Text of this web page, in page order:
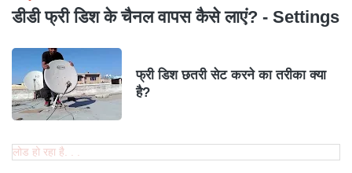
डीडी फ्री डिश के चैनल वापस कैसे लाएं? - Settings
फ्री डिश छतरी सेट करने का तरीका क्या
है?
लोड हो रहा है. . .